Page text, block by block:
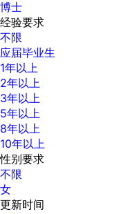
博士
经验要求
不限
应届毕业生
1年以上
2年以上
3年以上
5年以上
8年以上
10年以上
性别要求
不限
女
更新时间